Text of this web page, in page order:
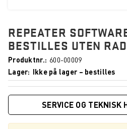
REPEATER
BESTILLES UTEN
Produktnr.
600-00009
Lager
Ikke på lager – bestilles
SERVICE OG TEKNISK